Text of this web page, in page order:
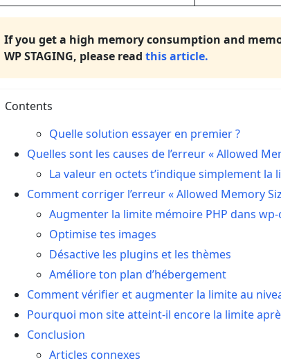
If you get a high memory consumption and
WP STAGING, please readthis article.
Contents
Quelle solution essayer en premier ?
Quelles sont les causes de l’erreur « Allowed
La valeur en octets t’indique simplement la
Comment corriger l’erreur « Allowed Memory
Augmenter la limite mémoire PHP dans
Optimise tes images
Désactive les plugins et les thèmes
Améliore ton plan d’hébergement
Comment vérifier et augmenter la limite au
Pourquoi mon site atteint-il encore la limite
Conclusion
Articles connexes